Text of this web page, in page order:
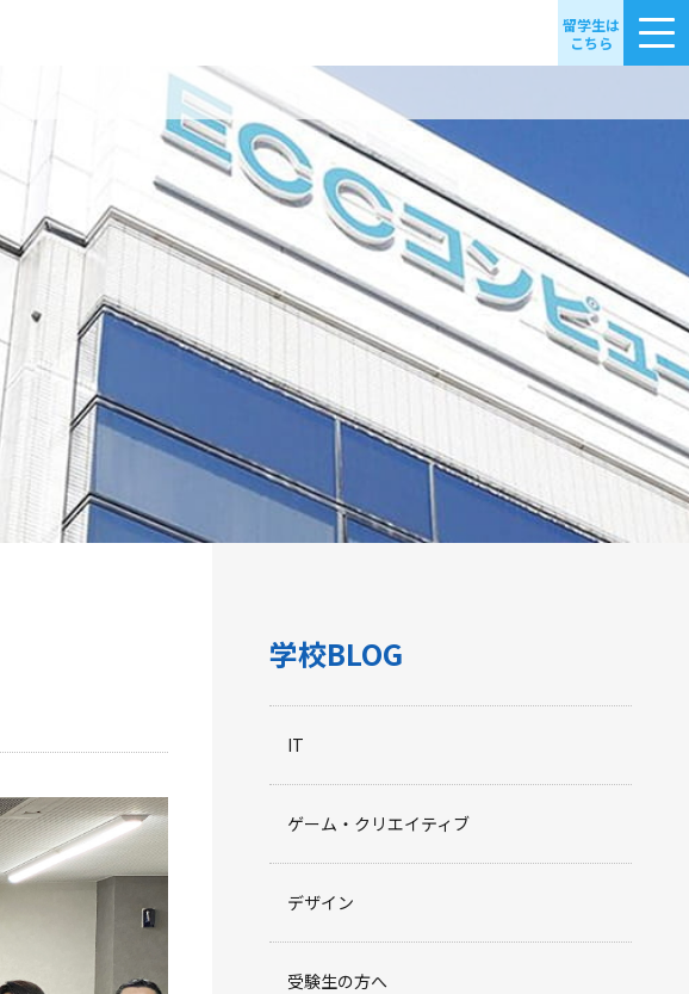
留学生は
こちら
学校BLOG
IT
ゲーム・クリエイティブ
デザイン
受験生の方へ